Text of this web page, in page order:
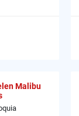
Malibu